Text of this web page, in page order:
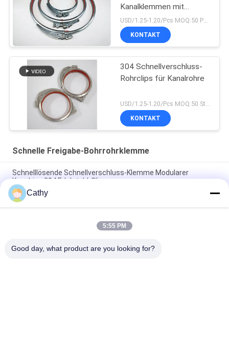
Kanalklemmen mit
Schloss und rotem
Gummi
USD/1.25-1.20/Pcs MOQ:50 PCS
KONTAKT
304 Schnellverschluss-
Rohrclips für Kanalrohre
USD/1.25-1.20/Pcs MOQ:50 Stück
KONTAKT
Schnelle Freigabe-Bohrrohrklemme
Schnelllösende Schnellverschluss-Klemme Modularer
Kanalring 304 Edelstahl-Clips
SUS304 Schnellentladungsrohrklemmen Schnellverschluss-
Ring-Ring-Ring-Klemmen
Schnellverschluss-Rohrschelle Schnellverschluss-Kanal
Cathy
5:55 PM
Good day, what product are you looking for?